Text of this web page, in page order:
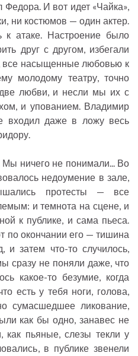
И вот идет «Чайка»,
ни костюмов — один актер.
к атаке. Настроение было
друг с другом, избегали
все насыщенные любовью к
молодому театру, точно
две любви, и несли мы их с
и упованием. Владимир
входил даже в ложу весь
ничего не понимали... Во
недоумение в зале,
протесты — все
и темнота на сцене, и
к публике, и сама пьеса.
по окончании его — тишина
и затем что-то случилось,
сразу не поняли даже, что
какое-то безумие, когда
есть у тебя ноги, голова,
сумасшедшее ликование,
как бы одно, занавес не
как пьяные, слезы текли у
в публике звенели